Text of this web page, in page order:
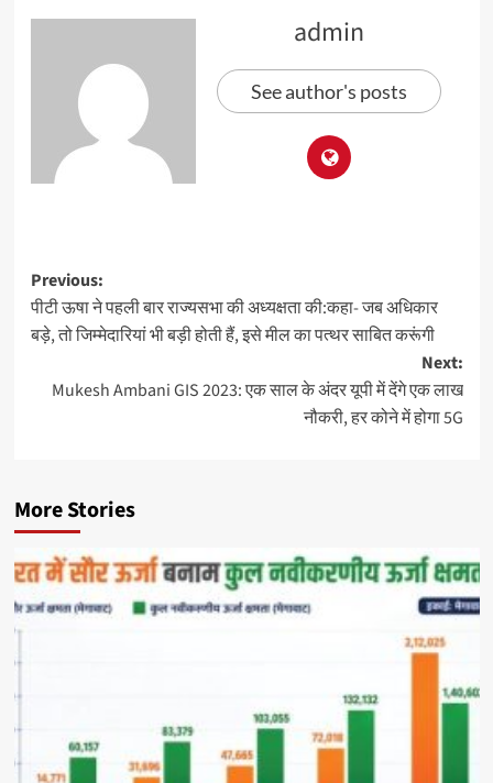
admin
See author's posts
Previous:
पीटी ऊषा ने पहली बार राज्यसभा की अध्यक्षता की:कहा- जब अधिकार
बड़े, तो जिम्मेदारियां भी बड़ी होती हैं, इसे मील का पत्थर साबित करूंगी
Next:
Mukesh Ambani GIS 2023: एक साल के अंदर यूपी में देंगे एक लाख
नौकरी, हर कोने में होगा 5G
More Stories